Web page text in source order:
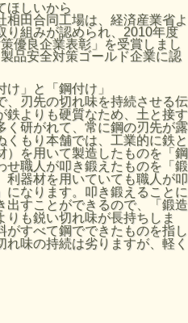
ほしいから
田合同工場は、経済産業省よ
り組みが認められ、2010年度
優良企業表彰」を受賞しまし
品安全対策ゴールド企業に認
」と「鋼付け」
、刃先の切れ味を持続させる伝
鉄よりも硬質なため、土と接す
く研がれて、常に鋼の刃先が露
くもり本舗では、工業的に鉄と
）を用いて製造したものを「鋼
せ職人が叩き鍛えたものを「鍛
利器材を用いていても職人が叩
になります。叩き鍛えることに
出すことができるので、「鍛造
も鋭い切れ味が長持ちしま
がすべて鋼でできたものを指し
れ味の持続は劣りますが、軽く